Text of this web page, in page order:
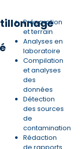
Préparation
et terrain
Analyses en
laboratoire
Compilation
et analyses
des
données
Détection
des sources
de
contamination
Rédaction